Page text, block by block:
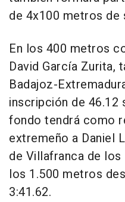
de 4x100 metros de
En los 400 metros
David García Zurita,
Badajoz-
inscripción de 46.12
fondo tendrá como
extremeño a Daniel
de Villafranca de
los 1.500 metros
3:41.62.